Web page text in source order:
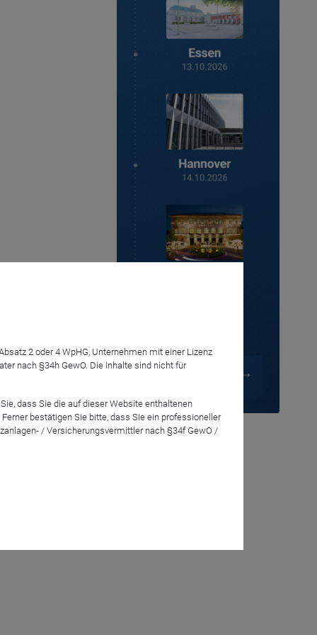
oder am
in
2 oder 4 WpHG, Unternehmen mit einer Lizenz
nach §34h GewO. Die Inhalte sind nicht für
dass Sie die auf dieser Website enthaltenen
bestätigen Sie bitte, dass Sie ein professioneller
/ Versicherungsvermittler nach §34f GewO /